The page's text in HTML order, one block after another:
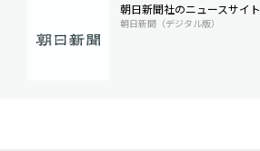
朝日新聞社のニュースサイト
朝日新聞（デジタル版）